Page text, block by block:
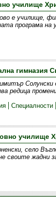
училище
е училище,
програма
гимназия
Солунски
редица
Специалности
училище
село
своите жадни